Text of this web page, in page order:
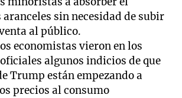
sin necesidad de subir
al público.
economistas vieron en los
algunos indicios de que
Trump están empezando a
precios al consumo